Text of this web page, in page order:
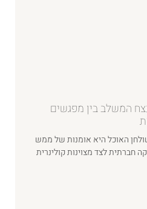
המשלב בין מפגשים
האוכל היא אומנות של ממש
חברתית לצד מצוינות קולינרית